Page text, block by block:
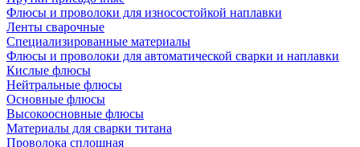
Флюсы и проволоки для износостойкой наплавки
Ленты сварочные
Специализированные материалы
Флюсы и проволоки для автоматической сварки и наплавки
Кислые флюсы
Нейтральные флюсы
Основные флюсы
Высокоосновные флюсы
Материалы для сварки титана
Проволока сплошная